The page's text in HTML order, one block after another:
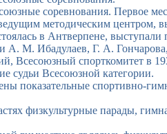
соревнования. Первое
методическим центром,
в Антверпене,
М. Ибадулаев, Г. А.
Всесоюзный спорткомитет
судьи Всесоюзной категории.
показательные спортивно-
физкультурные парады,